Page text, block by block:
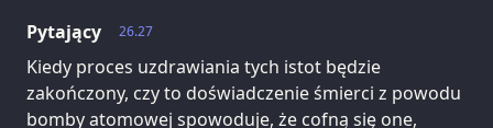
26.27
Pytający
Kiedy proces uzdrawiania tych istot będzie
zakończony, czy to doświadczenie śmierci z powodu
bomby atomowej spowoduje, że cofną się one,